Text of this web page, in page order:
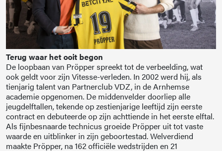
Terug waar het ooit begon
De loopbaan van Pröpper spreekt tot de verbeelding, wat
ook geldt voor zijn Vitesse-verleden. In 2002 werd hij, als
tienjarig talent van Partnerclub VDZ, in de Arnhemse
academie opgenomen. De middenvelder doorliep alle
jeugdelftallen, tekende op zestienjarige leeftijd zijn eerste
contract en debuteerde op zijn achttiende in het eerste elftal.
Als fijnbesnaarde technicus groeide Pröpper uit tot vaste
waarde en uitblinker in zijn geboortestad. Welverdiend
maakte Pröpper, na 162 officiële wedstrijden en 21